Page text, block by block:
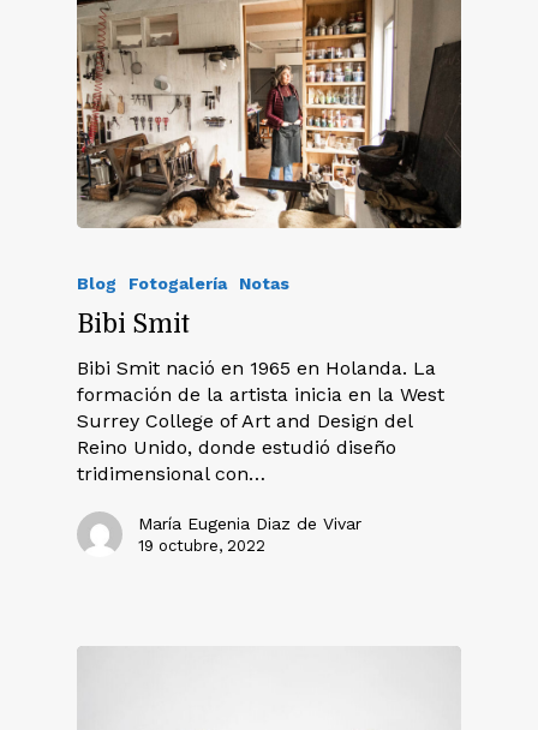
Blog Fotogalería Notas
Bibi Smit
Bibi Smit nació en 1965 en Holanda. La
formación de la artista inicia en la West
Surrey College of Art and Design del
Reino Unido, donde estudió diseño
tridimensional con…
María Eugenia Diaz de Vivar
19 octubre, 2022